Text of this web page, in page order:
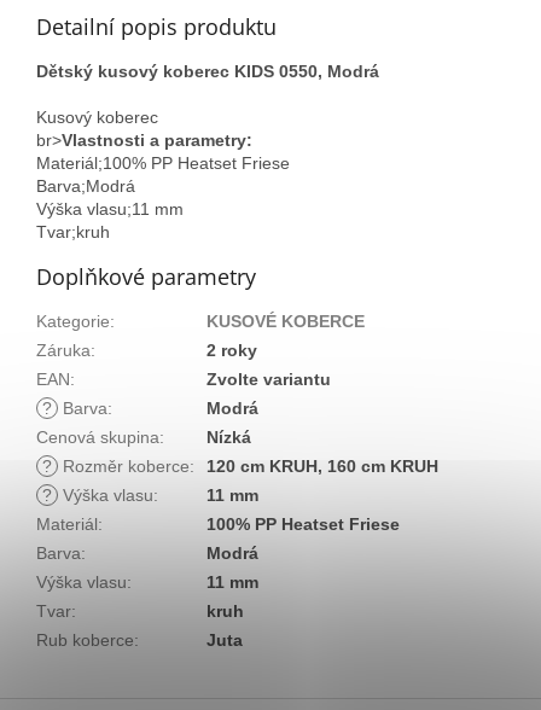
Detailní popis produktu
Dětský kusový koberec KIDS 0550, Modrá
Kusový koberec
br>Vlastnosti a parametry:
Materiál;100% PP Heatset Friese
Barva;Modrá
Výška vlasu;11 mm
Tvar;kruh
Doplňkové parametry
Kategorie:
KUSOVÉ KOBERCE
Záruka:
2 roky
EAN:
Zvolte variantu
?
Barva:
Modrá
Cenová skupina:
Nízká
?
Rozměr koberce:
120 cm KRUH, 160 cm KRUH
? Výška vlasu:
11 mm
Materiál:
100% PP Heatset Friese
Barva:
Modrá
Výška vlasu:
11 mm
Tvar:
kruh
Rub koberce: Juta